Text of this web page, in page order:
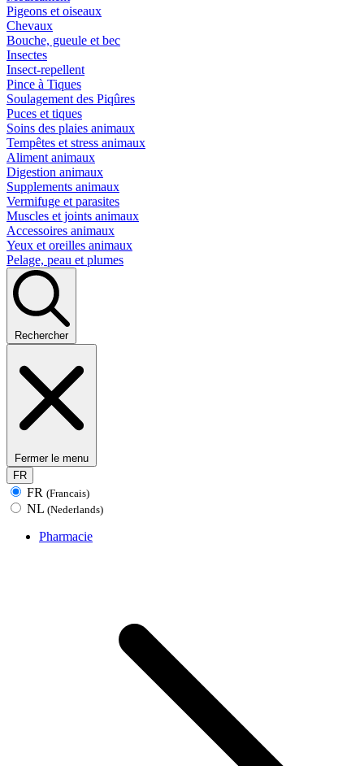
Pigeons et oiseaux
Chevaux
Bouche, gueule et bec
Insectes
Insect-repellent
Pince à Tiques
Soulagement des Piqûres
Puces et tiques
Soins des plaies animaux
Tempêtes et stress animaux
Aliment animaux
Digestion animaux
Supplements animaux
Vermifuge et parasites
Muscles et joints animaux
Accessoires animaux
Yeux et oreilles animaux
Pelage, peau et plumes
Rechercher
Fermer le menu
FR
FR (Francais)
NL (Nederlands)
Pharmacie